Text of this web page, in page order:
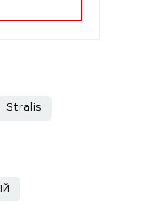
Stralis